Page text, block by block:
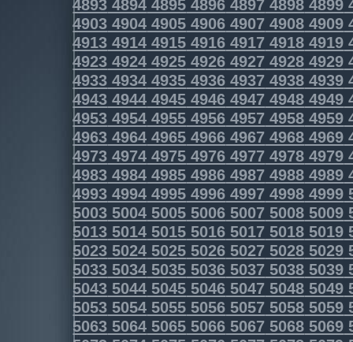
4893 4894 4895 4896 4897 4898 4899
4903 4904 4905 4906 4907 4908 4909
4913 4914 4915 4916 4917 4918 4919
4923 4924 4925 4926 4927 4928 4929
4933 4934 4935 4936 4937 4938 4939
4943 4944 4945 4946 4947 4948 4949
4953 4954 4955 4956 4957 4958 4959
4963 4964 4965 4966 4967 4968 4969
4973 4974 4975 4976 4977 4978 4979
4983 4984 4985 4986 4987 4988 4989
4993 4994 4995 4996 4997 4998 4999
5003 5004 5005 5006 5007 5008 5009
5013 5014 5015 5016 5017 5018 5019
5023 5024 5025 5026 5027 5028 5029
5033 5034 5035 5036 5037 5038 5039
5043 5044 5045 5046 5047 5048 5049
5053 5054 5055 5056 5057 5058 5059
5063 5064 5065 5066 5067 5068 5069